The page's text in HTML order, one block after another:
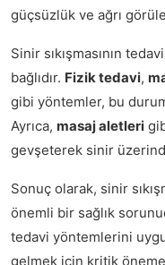
güçsüzlük ve ağrı
Sinir sıkışmasının
bağlıdır. Fizik tedavi,
gibi yöntemler, bu
Ayrıca, masaj aletleri
gevşeterek sinir
Sonuç olarak, sinir
önemli bir sağlık
tedavi yöntemlerini
gelmek için kritik öneme